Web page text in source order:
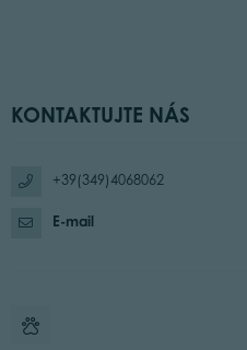
KONTAKTUJTE NÁS
+39(349)4068062
E-mail